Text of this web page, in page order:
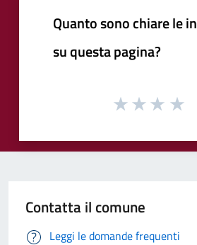
Quanto sono chiare le
su questa pagina?
Contatta il comune
Leggi le domande frequenti